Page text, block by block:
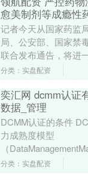
愈美制剂等成瘾性
记者今天从国家药监
局、公安部、国家禁
联合发布通告，将进
服单方制剂、愈美制
分类：实盘配资
奕汇网 dcmm认证
数据_管理
DCMM认证的条件
力成熟度模型
（
用于评估企业数据管
分类：实盘配资